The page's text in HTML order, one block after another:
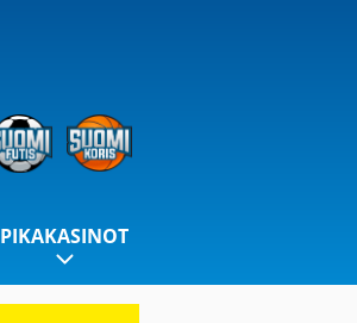
PIKAKASINOT